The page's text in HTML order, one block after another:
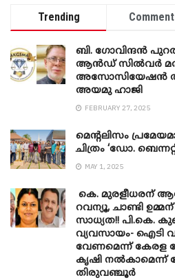
Trending
ബി. ​ഗോവിന്ദൻ
ആൻഡ് സിൽവർ
അസോസിയേഷൻ
അയമു ഹാജി
FEBRUARY 27, 2025
മെന്‍റലിസം
ചിത്രം ‘ഡോ.
MAY 1, 2025
കെ. മുരളീധരന്
റവന്യൂ, ചാണ്ടി
സാധ്യത!! പി.കെ.
വ്യവസായം- ഐടി
വേണമെന്ന്
കൃഷി
തിരുവഞ്ചൂർ